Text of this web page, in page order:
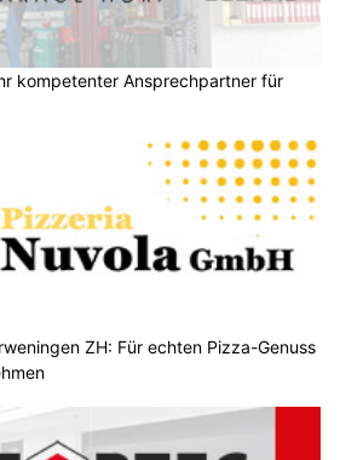
kompetenter Ansprechpartner für
ZH: Für echten Pizza-Genuss